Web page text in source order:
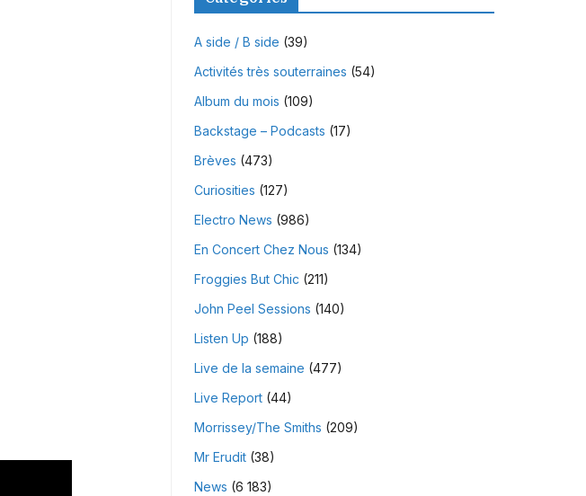
A side / B side (39)
Activités très souterraines (54)
Album du mois (109)
Backstage – Podcasts (17)
Brèves (473)
Curiosities (127)
Electro News (986)
En Concert Chez Nous (134)
Froggies But Chic (211)
John Peel Sessions (140)
Listen Up (188)
Live de la semaine (477)
Live Report(44)
Morrissey/The Smiths (209)
Mr Erudit(38)
News (6 183)